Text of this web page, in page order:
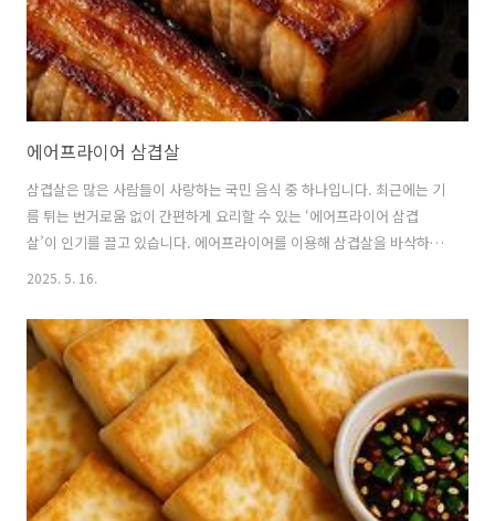
에어프라이어 삼겹살
삼겹살은 많은 사람들이 사랑하는 국민 음식 중 하나입니다. 최근에는 기
름 튀는 번거로움 없이 간편하게 요리할 수 있는 ‘에어프라이어 삼겹
살’이 인기를 끌고 있습니다. 에어프라이어를 이용해 삼겹살을 바삭하면
서도 촉촉하게 굽는 방법과 함께 관련 정보들을 자세히 알려드리겠습니
음식을 바삭하게 만들어주는 조리기구로,고열의 공기를 빠르게 순환시
켜 식재료를 익히는 방식입니다.삼겹살은 지방이 많은 부위이기 때문에
프라이팬에서 구울 경우 기름이 많이 튀고 연기가 심하게 나기 쉽습니다.
반면 에어프라이어를 이용하면 기름이 아래로 빠지면서 담백하게 구워
지고,연기나 냄새도 적어 쾌적한 환경에서 요리할 수 있습니다.또한 에어
프라이어는 온도와 시간만 맞추면 초..
2025. 5. 16.